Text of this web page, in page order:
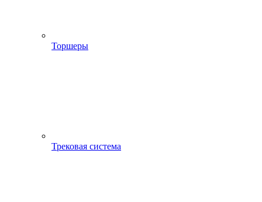
Торшеры
Трековая система